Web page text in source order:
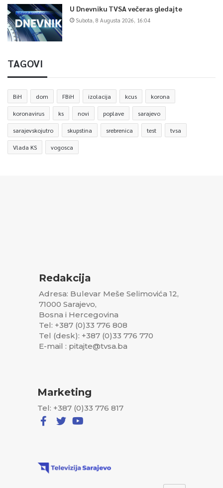
U Dnevniku TVSA večeras gledajte
Subota, 8 Augusta 2026, 16:04
TAGOVI
BiH dom FBiH izolacija kcus korona
koronavirus ks novi poplave sarajevo
sarajevskojutro skupstina srebrenica test tvsa
Vlada KS vogosca
Redakcija
Adresa: Bulevar Meše Selimovića 12,
71000 Sarajevo,
Bosna i Hercegovina
Tel: +387 (0)33 776 808
Tel (desk): +387 (0)33 776 770
E-mail : pitajte@tvsa.ba
Marketing
Tel: +387 (0)33 776 817